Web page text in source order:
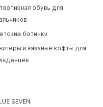
обувь для
ботинки
и вязаные кофты для
SEVEN